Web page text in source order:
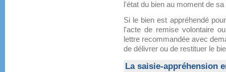
l'état du bien au moment de
Si le bien est appréhendé
l'acte de remise volontaire
lettre recommandée avec
de délivrer ou de restituer le
La saisie-appréhension